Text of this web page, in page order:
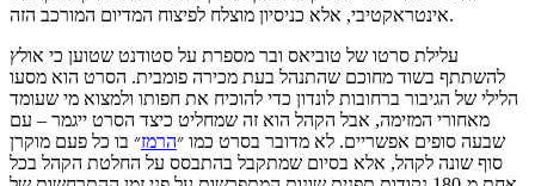
אינטראקטיבי, אלא כניסיון מוצלח לפיצוח המדיום המורכב הזה.
עלילת סרטו של טוביאס ובר מספרת על סטודנט שטוען כי אולץ
להשתתף בשוד מחוכם שהתנהל בעת מכירה פומבית. הסרט הוא מסעו
הלילי של הגיבור ברחובות לונדון כדי להוכיח את חפותו ולמצוא מי שעומד
מאחורי המזימה, אבל הקהל הוא זה שמחליט כיצד הסרט ייגמר – עם
שבעה סופים אפשריים. לא מדובר בסרט כמו ״הרמז״ בו כל פעם מוקרן
סוף שונה לקהל, אלא בסיום שמתקבל בהתבסס על החלטת הקהל בכל